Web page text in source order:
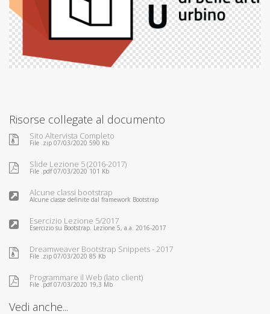
Risorse collegate al documento
Sito Altervista Completo
File .zip 07/03/2020 590 Kb
Slide Lezione 5 (2016-2017)
File .pdf 07/03/2020 101 Kb
Alcune classi bootstrap
Alcune classe definite dal framework Bootstrap
Esercizio Lezione 5/2017
Esercizio su Bootstrap. Lezione 5, a.a. 2016-2017
Dreamweaver Bootstrap Snippets - 2017
File .zip 07/03/2020 85 Kb
Programmare il Web (lato client)
File .pdf 07/03/2020 19,3 Mb
Vedi anche...